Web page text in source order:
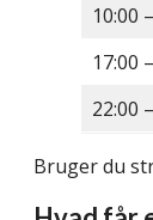
10:00
17:00
22:00
Bruger du